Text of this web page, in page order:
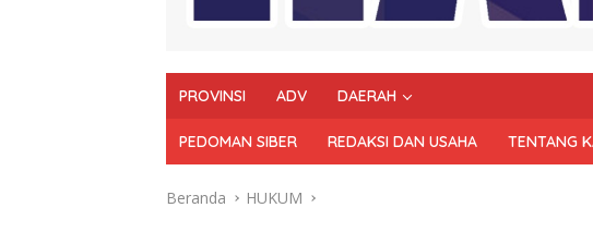
PROVINSI ADV DAERAH
PEDOMAN SIBER REDAKSI DAN USAHA TENTANG
Beranda HUKUM